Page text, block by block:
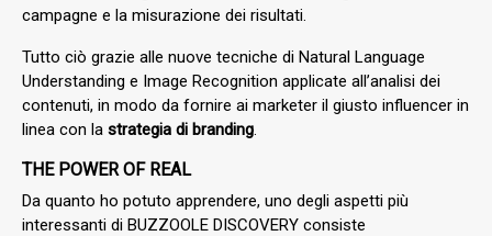
campagne e la misurazione dei risultati.
Tutto ciò grazie alle nuove tecniche di Natural Language
Understanding e Image Recognition applicate all’analisi dei
contenuti, in modo da fornire ai marketer il giusto influencer in
linea con la strategia di branding.
THE POWER OF REAL
Da quanto ho potuto apprendere, uno degli aspetti più
interessanti di BUZZOOLE DISCOVERY consiste